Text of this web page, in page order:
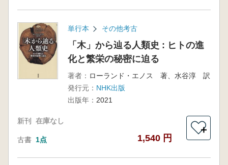
単行本 その他考古
「木」から辿る人類史 : ヒトの進
化と繁栄の秘密に迫る
著者： ローランド・エノス 著、水谷淳 訳
発行元： NHK出版
出版年： 2021
新刊 在庫なし
古書 1点 1,540 円
＋